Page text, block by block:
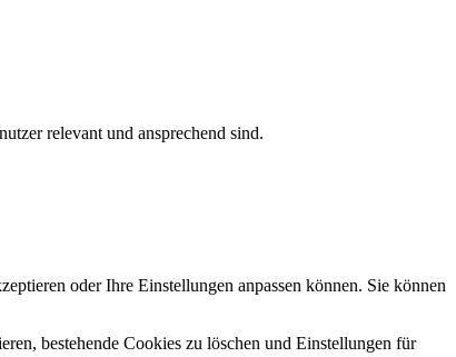
relevant und ansprechend sind.
oder Ihre Einstellungen anpassen können. Sie können
bestehende Cookies zu löschen und Einstellungen für